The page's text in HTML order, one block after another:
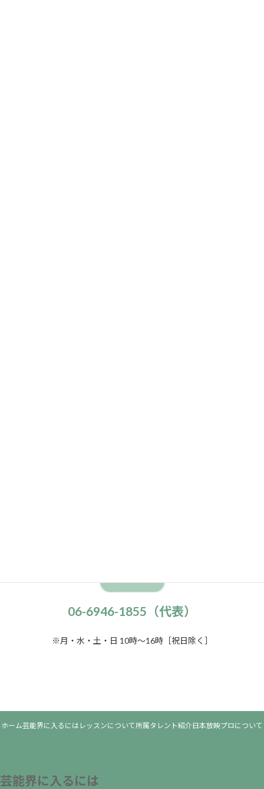
06-6946-1855（代表）
※月・水・土・日 10時～16時［祝日除く］
ホーム芸能界に入るには レッスンについて所属タレント紹介日本放映プロについて
芸能界に入るには